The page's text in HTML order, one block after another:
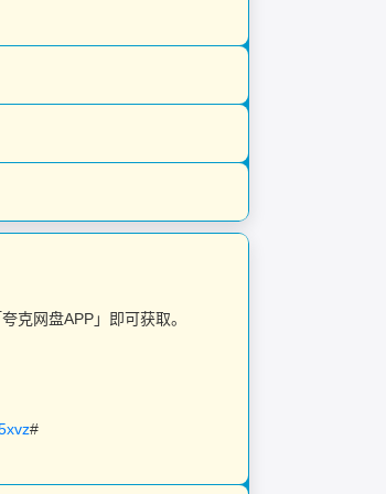
克网盘APP」即可获取。
#